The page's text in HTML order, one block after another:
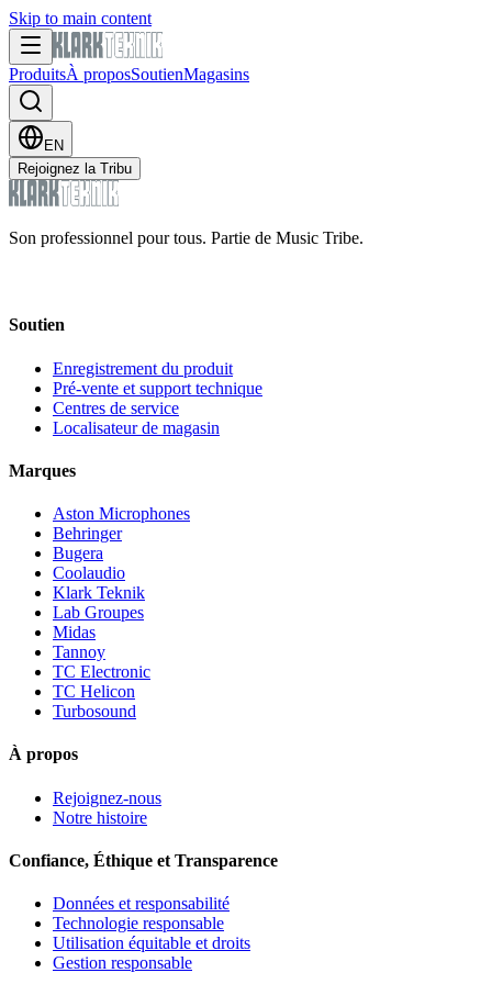
Skip to main content
ProduitsÀ proposSoutienMagasins
EN
Rejoignez la Tribu
Son professionnel pour tous. Partie de Music Tribe.
Soutien
Enregistrement du produit
Pré-vente et support technique
Centres de service
Localisateur de magasin
Marques
Aston Microphones
Behringer
Bugera
Coolaudio
Klark Teknik
Lab Groupes
Midas
Tannoy
TC Electronic
TC Helicon
Turbosound
À propos
Rejoignez-nous
Notre histoire
Confiance, Éthique et Transparence
Données et responsabilité
Technologie responsable
Utilisation équitable et droits
Gestion responsable